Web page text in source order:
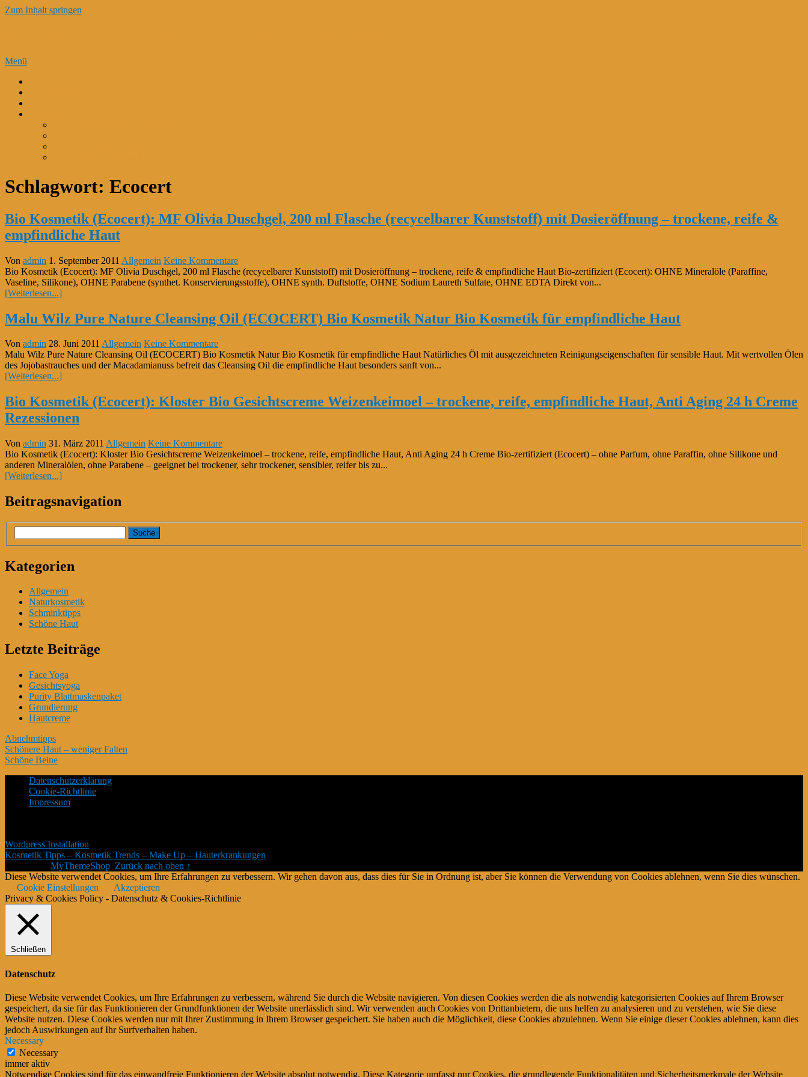
Zum Inhalt springen
Menü
Schlagwort: Ecocert
Bio Kosmetik (Ecocert): MF Olivia Duschgel, 200 ml Flasche (recycelbarer Kunststoff) mit Dosieröffnung – trockene, reife &
empfindliche Haut
Von admin 1. September 2011 Allgemein Keine Kommentare
Bio Kosmetik (Ecocert): MF Olivia Duschgel, 200 ml Flasche (recycelbarer Kunststoff) mit Dosieröffnung – trockene, reife & empfindliche Haut Bio-zertifiziert (Ecocert): OHNE Mineralöle (Paraffine,
Vaseline, Silikone), OHNE Parabene (synthet. Konservierungsstoffe), OHNE synth. Duftstoffe, OHNE Sodium Laureth Sulfate, OHNE EDTA Direkt von...
[Weiterlesen...]
Malu Wilz Pure Nature Cleansing Oil (ECOCERT) Bio Kosmetik Natur Bio Kosmetik für empfindliche Haut
Von admin 28. Juni 2011 Allgemein Keine Kommentare
Malu Wilz Pure Nature Cleansing Oil (ECOCERT) Bio Kosmetik Natur Bio Kosmetik für empfindliche Haut Natürliches Öl mit ausgezeichneten Reinigungseigenschaften für sensible Haut. Mit wertvollen Ölen
des Jojobastrauches und der Macadamianuss befreit das Cleansing Oil die empfindliche Haut besonders sanft von...
[Weiterlesen...]
Bio Kosmetik (Ecocert): Kloster Bio Gesichtscreme Weizenkeimoel – trockene, reife, empfindliche Haut, Anti Aging 24 h Creme
Rezessionen
Von admin 31. März 2011 Allgemein Keine Kommentare
Bio Kosmetik (Ecocert): Kloster Bio Gesichtscreme Weizenkeimoel – trockene, reife, empfindliche Haut, Anti Aging 24 h Creme Bio-zertifiziert (Ecocert) – ohne Parfum, ohne Paraffin, ohne Silikone und
anderen Mineralölen, ohne Parabene – geeignet bei trockener, sehr trockener, sensibler, reifer bis zu...
[Weiterlesen...]
Beitragsnavigation
Kategorien
Allgemein
Naturkosmetik
Schminktipps
Schöne Haut
Letzte Beiträge
Face Yoga
Gesichtsyoga
Purity Blattmaskenpaket
Grundierung
Hautcreme
Abnehmtipps
Schönere Haut – weniger Falten
Schöne Beine
Datenschutzerklärung
Cookie-Richtlinie
Impressum
Wordpress Installation
Kosmetik Tipps – Kosmetik Trends – Make Up – Hauterkrankungen
MyThemeShop Zurück nach oben ↑
Diese Website verwendet Cookies, um Ihre Erfahrungen zu verbessern. Wir gehen davon aus, dass dies für Sie in Ordnung ist, aber Sie können die Verwendung von Cookies ablehnen, wenn Sie dies wünschen.
Cookie Einstellungen
Akzeptieren
Privacy & Cookies Policy - Datenschutz & Cookies-Richtlinie
Schließen
Datenschutz
Diese Website verwendet Cookies, um Ihre Erfahrungen zu verbessern, während Sie durch die Website navigieren. Von diesen Cookies werden die als notwendig kategorisierten Cookies auf Ihrem Browser
gespeichert, da sie für das Funktionieren der Grundfunktionen der Website unerlässlich sind. Wir verwenden auch Cookies von Drittanbietern, die uns helfen zu analysieren und zu verstehen, wie Sie diese
Website nutzen. Diese Cookies werden nur mit Ihrer Zustimmung in Ihrem Browser gespeichert. Sie haben auch die Möglichkeit, diese Cookies abzulehnen. Wenn Sie einige dieser Cookies ablehnen, kann dies
jedoch Auswirkungen auf Ihr Surfverhalten haben.
Necessary
Necessary
immer aktiv
Notwendige Cookies sind für das einwandfreie Funktionieren der Website absolut notwendig. Diese Kategorie umfasst nur Cookies, die grundlegende Funktionalitäten und Sicherheitsmerkmale der Website